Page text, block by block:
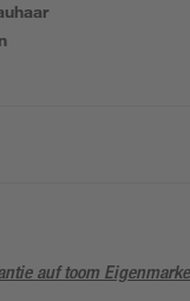
auf toom